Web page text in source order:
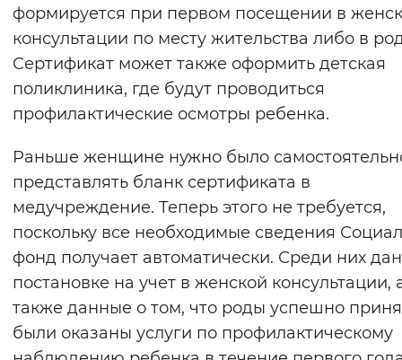
формируется при первом посещении в
консультации по месту жительства либо в
Сертификат может также оформить детская
поликлиника, где будут проводиться
профилактические осмотры ребенка.
Раньше женщине нужно было
представлять бланк сертификата в
медучреждение. Теперь этого не требуется,
поскольку все необходимые сведения
фонд получает автоматически. Среди них
постановке на учет в женской консультации,
также данные о том, что роды успешно
были оказаны услуги по профилактическому